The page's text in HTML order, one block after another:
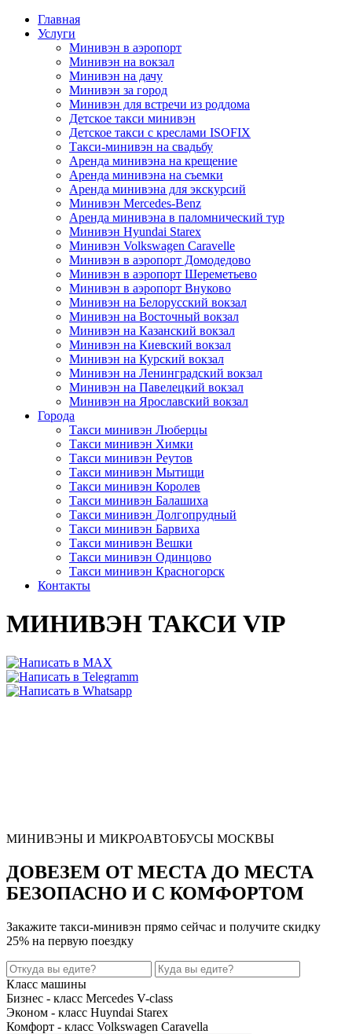
Главная
Услуги
Минивэн в аэропорт
Минивэн на вокзал
Минивэн на дачу
Минивэн за город
Минивэн для встречи из роддома
Детское такси минивэн
Детское такси с креслами ISOFIX
Такси-минивэн на свадьбу
Аренда минивэна на крещение
Аренда минивэна на съемки
Аренда минивэна для экскурсий
Минивэн Mercedes-Benz
Аренда минивэна в паломнический тур
Минивэн Hyundai Starex
Минивэн Volkswagen Caravelle
Минивэн в аэропорт Домодедово
Минивэн в аэропорт Шереметьево
Минивэн в аэропорт Внуково
Минивэн на Белорусский вокзал
Минивэн на Восточный вокзал
Минивэн на Казанский вокзал
Минивэн на Киевский вокзал
Минивэн на Курский вокзал
Минивэн на Ленинградский вокзал
Минивэн на Павелецкий вокзал
Минивэн на Ярославский вокзал
Города
Такси минивэн Люберцы
Такси минивэн Химки
Такси минивэн Реутов
Такси минивэн Мытищи
Такси минивэн Королев
Такси минивэн Балашиха
Такси минивэн Долгопрудный
Такси минивэн Барвиха
Такси минивэн Вешки
Такси минивэн Одинцово
Такси минивэн Красногорск
Контакты
МИНИВЭН ТАКСИ VIP
МИНИВЭНЫ И МИКРОАВТОБУСЫ МОСКВЫ
ДОВЕЗЕМ ОТ МЕСТА ДО МЕСТА
БЕЗОПАСНО И С КОМФОРТОМ
Закажите такси-минивэн прямо сейчас и получите скидку
25% на первую поездку
Класс машины
Бизнес - класс Mercedes V-class
Эконом - класс Huyndai Starex
Комфорт - класс Volkswagen Caravella